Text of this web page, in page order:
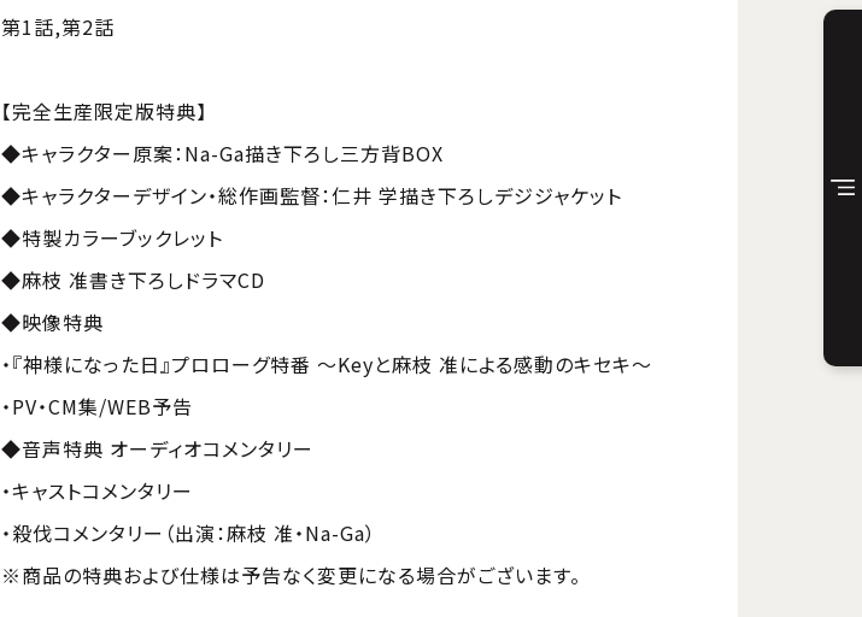
第1話,第2話
【完全生産限定版特典】
◆キャラクター原案：Na-Ga描き下ろし三方背BOX
◆キャラクターデザイン・総作画監督：仁井 学描き下ろしデジジャケット
◆特製カラーブックレット
◆麻枝 准書き下ろしドラマCD
◆映像特典
・『神様になった日』プロローグ特番 ～Keyと麻枝 准による感動のキセキ～
・PV・CM集/WEB予告
◆音声特典 オーディオコメンタリー
・キャストコメンタリー
・殺伐コメンタリー（出演：麻枝 准・Na-Ga）
※商品の特典および仕様は予告なく変更になる場合がございます。